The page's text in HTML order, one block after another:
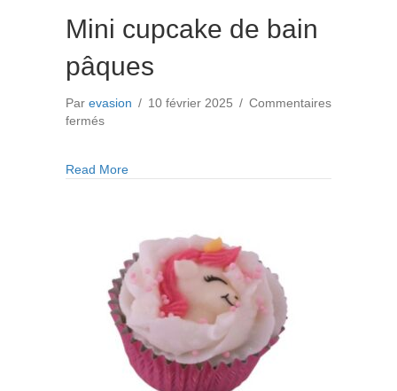
Mini cupcake de bain
pâques
Par evasion / 10 février 2025 / Commentaires
ferméssur
de
Read Moreabout Mini cupcake de bain pâques